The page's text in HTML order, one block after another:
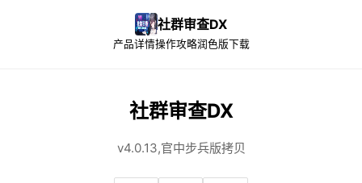
社群审查DX
产品详情操作攻略润色版下载
社群审查DX
v4.0.13,官中步兵版拷贝